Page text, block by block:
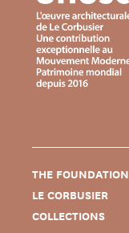
THE FOUNDATION
LE CORBUSIER
COLLECTIONS